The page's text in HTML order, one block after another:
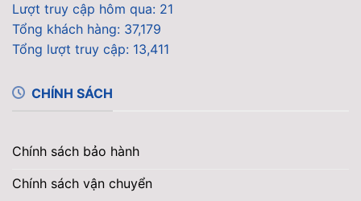
Lượt truy cập hôm qua: 21
Tổng khách hàng: 37,179
Tổng lượt truy cập: 13,411
CHÍNH SÁCH
Chính sách bảo hành
Chính sách vận chuyển